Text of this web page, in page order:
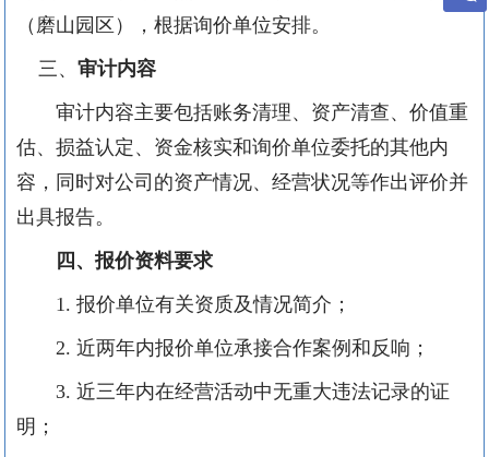
（磨山园区），根据询价单位安排。
三、 审计内容
审计内容主要包括账务清理、资产清查、价值重
估、损益认定、资金核实和询价单位委托的其他内
容，同时对公司的资产情况、经营状况等作出评价并
出具报告。
四 、报价资料要求
1 . 报价单位有关资质及情况简介；
2. 近两年内报价单位承接合作案例和反响；
3. 近三年内在经营活动中无重大违法记录的证
明；